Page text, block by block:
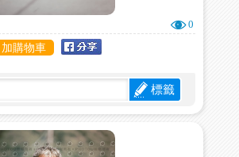
0
加購物車
標籤